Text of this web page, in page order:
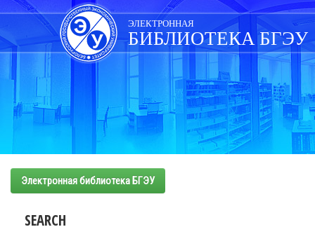
Skip
navigation
ЭЛЕКТРОННАЯ
БИБЛИОТЕКА БГЭУ
Электронная библиотека БГЭУ
SEARCH